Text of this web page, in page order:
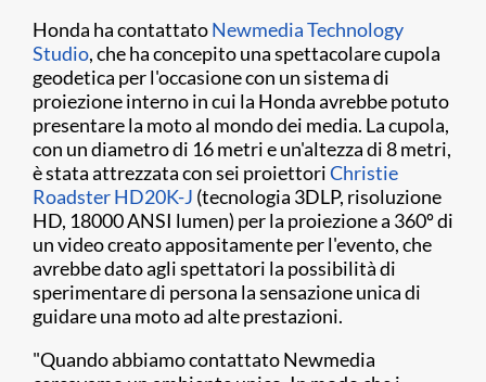
Honda ha contattatoNewmedia Technology
Studio, che ha concepito una spettacolare cupola
geodetica per l'occasione con un sistema di
proiezione interno in cui la Honda avrebbe potuto
presentare la moto al mondo dei media. La cupola,
con un diametro di 16 metri e un'altezza di 8 metri,
è stata attrezzata con sei proiettoriChristie
Roadster HD20K-J (tecnologia 3DLP, risoluzione
HD, 18000 ANSI lumen) per la proiezione a 360º di
un video creato appositamente per l'evento, che
avrebbe dato agli spettatori la possibilità di
sperimentare di persona la sensazione unica di
guidare una moto ad alte prestazioni.
"Quando abbiamo contattato Newmedia